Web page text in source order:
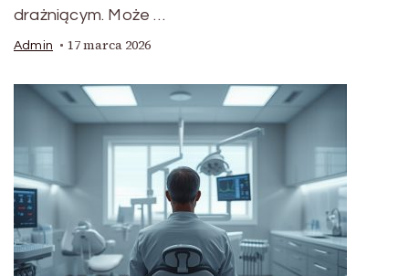
drażniącym. Może …
Admin 17 marca 2026